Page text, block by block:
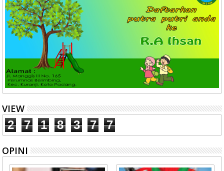
VIEW
2 7 1 8 3 7 7
OPINI